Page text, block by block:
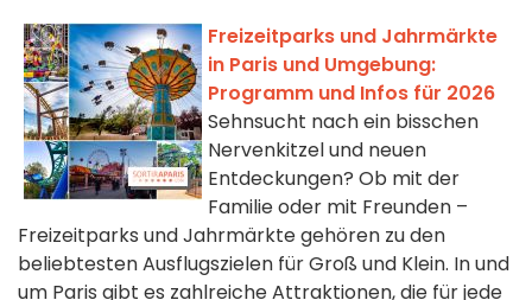
Freizeitparks und Jahrmärkte
in Paris und Umgebung:
Programm und Infos für 2026
Sehnsucht nach ein bisschen
Nervenkitzel und neuen
Entdeckungen? Ob mit der
Familie oder mit Freunden –
Freizeitparks und Jahrmärkte gehören zu den
beliebtesten Ausflugszielen für Groß und Klein. In und
um Paris gibt es zahlreiche Attraktionen, die für jede